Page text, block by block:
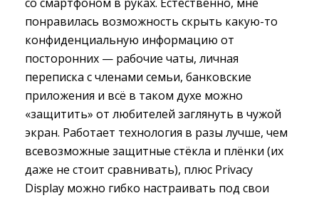
понравилась возможность скрыть какую-то
конфиденциальную информацию от
посторонних — рабочие чаты, личная
переписка с членами семьи, банковские
приложения и всё в таком духе можно
«защитить» от любителей заглянуть в чужой
экран. Работает технология в разы лучше, чем
всевозможные защитные стёкла и плёнки (их
даже не стоит сравнивать), плюс Privacy
Display можно гибко настраивать под свои